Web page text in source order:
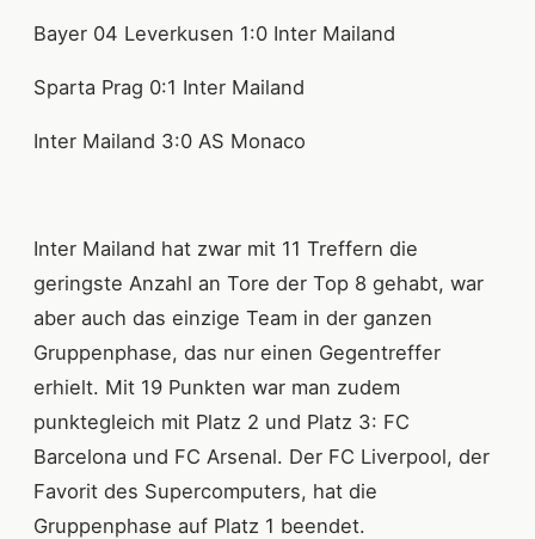
Bayer 04 Leverkusen 1:0 Inter Mailand
Sparta Prag 0:1 Inter Mailand
Inter Mailand 3:0 AS Monaco
Inter Mailand hat zwar mit 11 Treffern die
geringste Anzahl an Tore der Top 8 gehabt, war
aber auch das einzige Team in der ganzen
Gruppenphase, das nur einen Gegentreffer
erhielt. Mit 19 Punkten war man zudem
punktegleich mit Platz 2 und Platz 3: FC
Barcelona und FC Arsenal. Der FC Liverpool, der
Favorit des Supercomputers, hat die
Gruppenphase auf Platz 1 beendet.